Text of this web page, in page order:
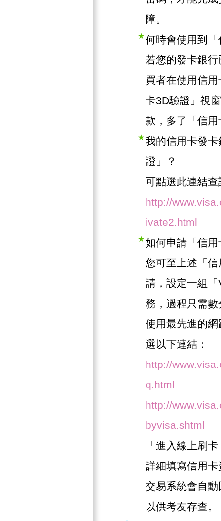
障。
何時會使用到
若您的發卡銀
買者在使用信
卡3D驗證」視
款，多了「信
我的信用卡發
證」？
可點選此連結查
http://
ivate2.html
如何申請「信
您可至上述「
請，設定一組
務，過程只需
使用最先進的
選以下連結：
http://
q.html
http://
byvisa.shtml
「進入線上刷
詳細填寫信用
交易系統會自
以供考友存查。